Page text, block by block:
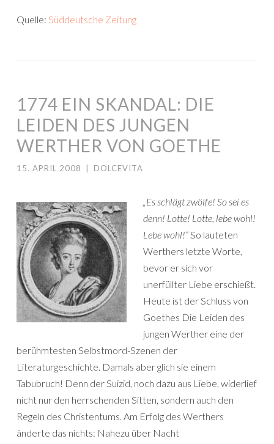
Quelle: Süddeutsche Zeitung
1774 EIN SKANDAL: DIE
LEIDEN DES JUNGEN
WERTHER VON GOETHE
15. APRIL 2008 DOLCEVITA
„Es schlägt zwölfe! So sei es
denn! Lotte! Lotte, lebe wohl!
Lebe wohl!“So lauteten
Werthers letzte Worte,
bevor er sich vor
unerfüllter Liebe erschießt.
Heute ist der Schluss von
Goethes Die Leiden des
jungen Werther eine der
berühmtesten Selbstmord-Szenen der
Literaturgeschichte. Damals aber glich sie einem
Tabubruch! Denn der Suizid, noch dazu aus Liebe, widerlief
nicht nur den herrschenden Sitten, sondern auch den
Regeln des Christentums. Am Erfolg des Werthers
änderte das nichts: Nahezu über Nacht